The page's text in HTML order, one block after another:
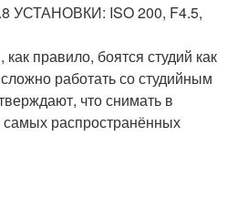
УСТАНОВКИ: ISO 200, F4.5,
правило, боятся студий как
работать со студийным
что снимать в
распространённых